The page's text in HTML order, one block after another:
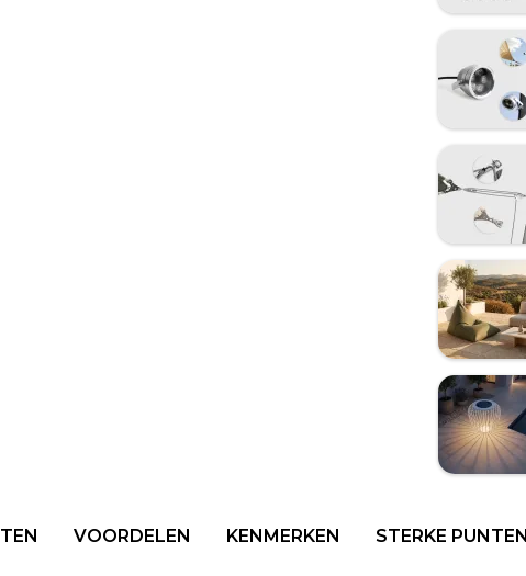
VOORDELEN KENMERKEN STERKE PUNTEN